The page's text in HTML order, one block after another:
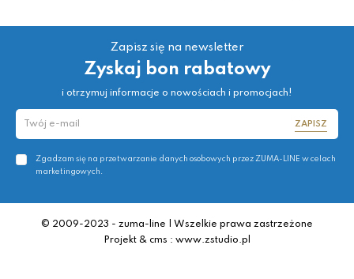
Zapisz się na newsletter
Zyskaj bon rabatowy
i otrzymuj informacje o nowościach i promocjach!
ZAPISZ
Zgadzam się na przetwarzanie danych osobowych przez ZUMA-LINE w celach
marketingowych.
© 2009-2023 - zuma-line | Wszelkie prawa zastrzeżone
Projekt & cms : www.zstudio.pl